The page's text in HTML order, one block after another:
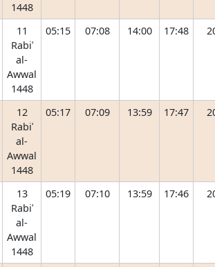
1448
11
Rabiʿ
al-
Awwal
1448
05:15 07:08 14:00 17:48
12
Rabiʿ
al-
Awwal
1448
05:17 07:09 13:59 17:47
13
Rabiʿ
al-
Awwal
1448
05:19 07:10 13:59 17:46